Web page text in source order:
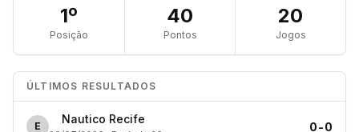
1º
Posição
40
Pontos
20
Jogos
ÚLTIMOS RESULTADOS
E
Nautico Recife
0-0